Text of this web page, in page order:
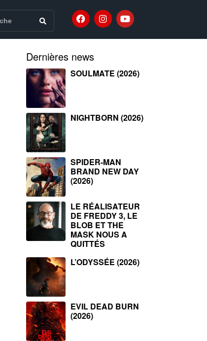
Dernières news
SOULMATE (2026)
NIGHTBORN (2026)
SPIDER-MAN
BRAND NEW DAY
(2026)
LE RÉALISATEUR
DE FREDDY 3, LE
BLOB ET THE
MASK NOUS A
QUITTÉS
L’ODYSSÉE (2026)
EVIL DEAD BURN
(2026)